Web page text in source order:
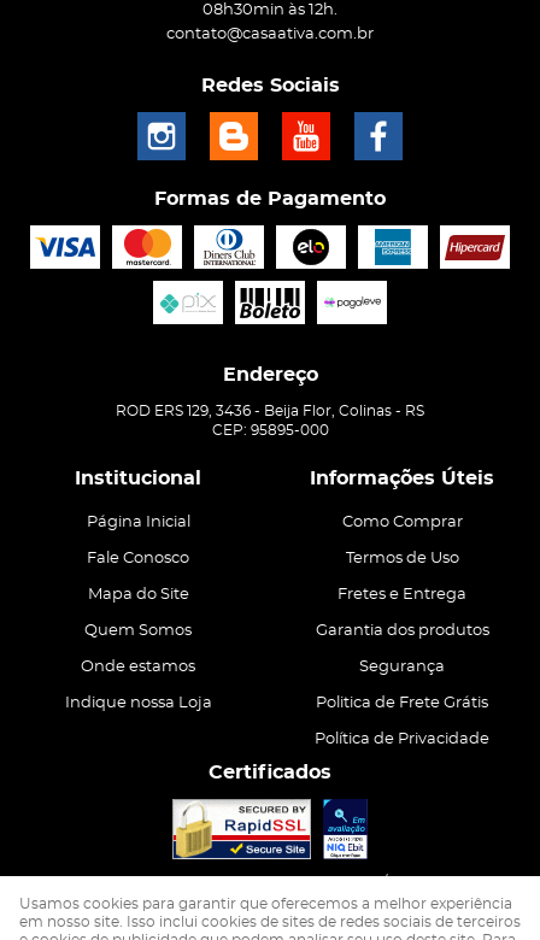
08h30min às 12h.
contato@casaativa.com.br
Redes Sociais
Formas de Pagamento
Endereço
ROD ERS 129, 3436 - Beija Flor, Colinas - RS
CEP: 95895-000
Institucional
Página Inicial
Fale Conosco
Mapa do Site
Quem Somos
Onde estamos
Indique nossa Loja
Informações Úteis
Como Comprar
Termos de Uso
Fretes e Entrega
Garantia dos produtos
Segurança
Politica de Frete Grátis
Política de Privacidade
Certificados
Usamos cookies para garantir que oferecemos a melhor experiência
em nosso site. Isso inclui cookies de sites de redes sociais de terceiros